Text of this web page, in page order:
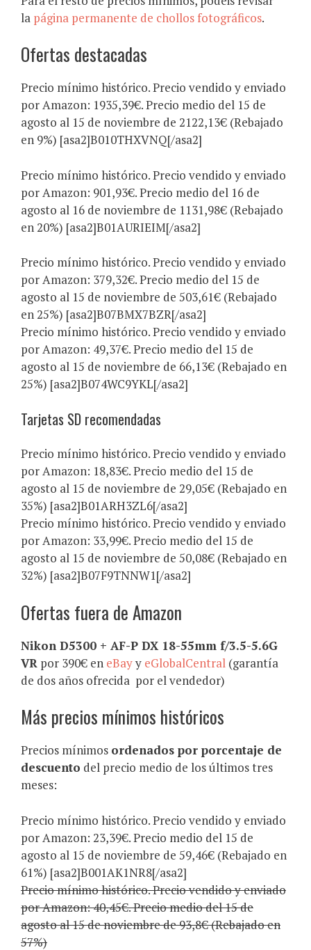
la página permanente de chollos fotográficos.
Ofertas destacadas
Precio mínimo histórico. Precio vendido y enviado
por Amazon: 1935,39€. Precio medio del 15 de
agosto al 15 de noviembre de 2122,13€ (Rebajado
en 9%) [asa2]B010THXVNQ[/asa2]
Precio mínimo histórico. Precio vendido y enviado
por Amazon: 901,93€. Precio medio del 16 de
agosto al 16 de noviembre de 1131,98€ (Rebajado
en 20%) [asa2]B01AURIEIM[/asa2]
Precio mínimo histórico. Precio vendido y enviado
por Amazon: 379,32€. Precio medio del 15 de
agosto al 15 de noviembre de 503,61€ (Rebajado
en 25%) [asa2]B07BMX7BZR[/asa2]
Precio mínimo histórico. Precio vendido y enviado
por Amazon: 49,37€. Precio medio del 15 de
agosto al 15 de noviembre de 66,13€ (Rebajado en
25%) [asa2]B074WC9YKL[/asa2]
Tarjetas SD recomendadas
Precio mínimo histórico. Precio vendido y enviado
por Amazon: 18,83€. Precio medio del 15 de
agosto al 15 de noviembre de 29,05€ (Rebajado en
35%) [asa2]B01ARH3ZL6[/asa2]
Precio mínimo histórico. Precio vendido y enviado
por Amazon: 33,99€. Precio medio del 15 de
agosto al 15 de noviembre de 50,08€ (Rebajado en
32%) [asa2]B07F9TNNW1[/asa2]
Ofertas fuera de Amazon
Nikon D5300 + AF-P DX 18-55mm f/3.5-5.6G
VR por 390€ en eBayy eGlobalCentral (garantía
de dos años ofrecida por el vendedor)
Más precios mínimos históricos
Precios mínimos ordenados por porcentaje de
descuento del precio medio de los últimos tres
meses:
Precio mínimo histórico. Precio vendido y enviado
por Amazon: 23,39€. Precio medio del 15 de
agosto al 15 de noviembre de 59,46€ (Rebajado en
61%) [asa2]B001AK1NR8[/asa2]
Precio mínimo histórico. Precio vendido y enviado
por Amazon: 40,45€. Precio medio del 15 de
agosto al 15 de noviembre de 93,8€ (Rebajado en
57%)